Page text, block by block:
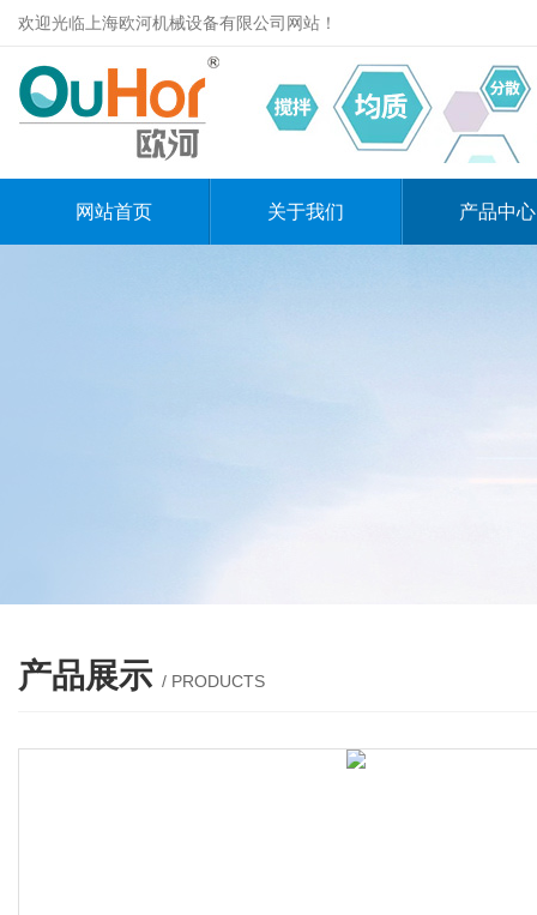
欢迎光临上海欧河机械设备有限公司网站！
网站首页 关于我们 产品中心
产品展示 / PRODUCTS